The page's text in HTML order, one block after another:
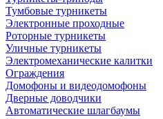
Тумбовые турникеты
Электронные проходные
Роторные турникеты
Уличные турникеты
Электромеханические калитки
Ограждения
Домофоны и видеодомофоны
Дверные доводчики
Автоматические шлагбаумы